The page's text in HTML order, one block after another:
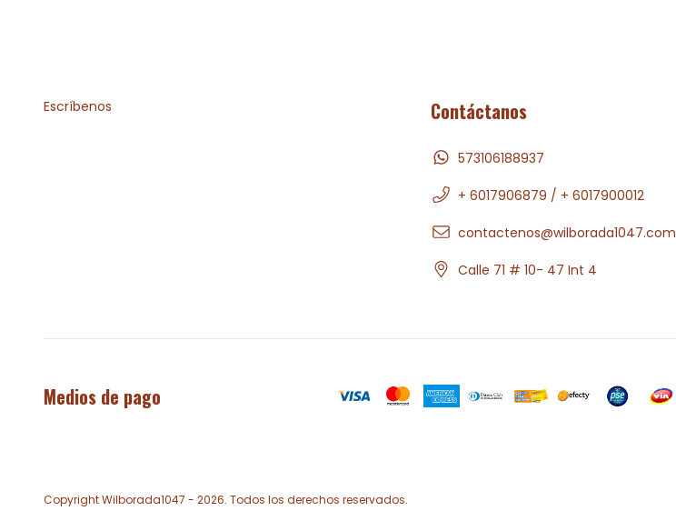
Escríbenos Contáctanos
573106188937
+ 6017906879 / + 6017900012
contactenos@wilborada1047.com
Calle 71 # 10- 47 Int 4
Medios de pago
Copyright Wilborada1047 - 2026. Todos los derechos reservados.